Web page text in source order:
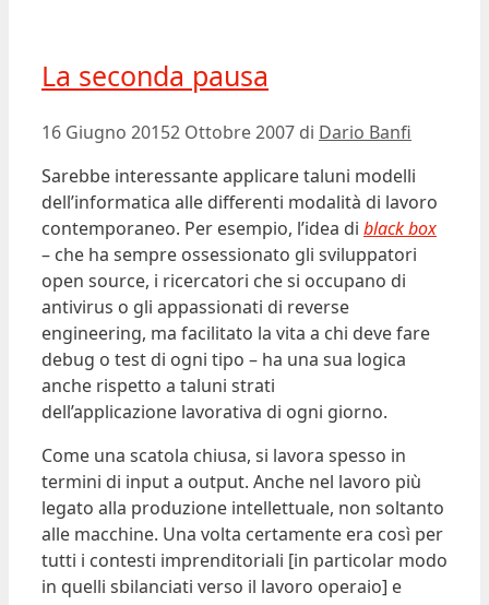
La seconda pausa
16 Giugno 20152 Ottobre 2007 di Dario Banfi
Sarebbe interessante applicare taluni modelli
dell’informatica alle differenti modalità di lavoro
contemporaneo. Per esempio, l’idea di black box
– che ha sempre ossessionato gli sviluppatori
open source, i ricercatori che si occupano di
antivirus o gli appassionati di reverse
engineering, ma facilitato la vita a chi deve fare
debug o test di ogni tipo – ha una sua logica
anche rispetto a taluni strati
dell’applicazione lavorativa di ogni giorno.
Come una scatola chiusa, si lavora spesso in
termini di input a output. Anche nel lavoro più
legato alla produzione intellettuale, non soltanto
alle macchine. Una volta certamente era così per
tutti i contesti imprenditoriali [in particolar modo
in quelli sbilanciati verso il lavoro operaio] e